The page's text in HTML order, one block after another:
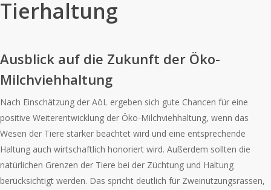
Tierhaltung
Ausblick auf die Zukunft der Öko-
Milchviehhaltung
Nach Einschätzung der AöL ergeben sich gute Chancen für eine
positive Weiterentwicklung der Öko-Milchviehhaltung, wenn das
Wesen der Tiere stärker beachtet wird und eine entsprechende
Haltung auch wirtschaftlich honoriert wird. Außerdem sollten die
natürlichen Grenzen der Tiere bei der Züchtung und Haltung
berücksichtigt werden. Das spricht deutlich für Zweinutzungsrassen,